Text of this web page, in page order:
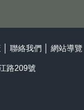
聯絡我們 網站導覽
路209號